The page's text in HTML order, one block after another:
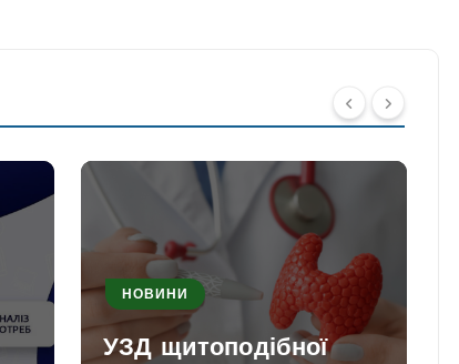
НОВИНИ
УЗД щитоподібної